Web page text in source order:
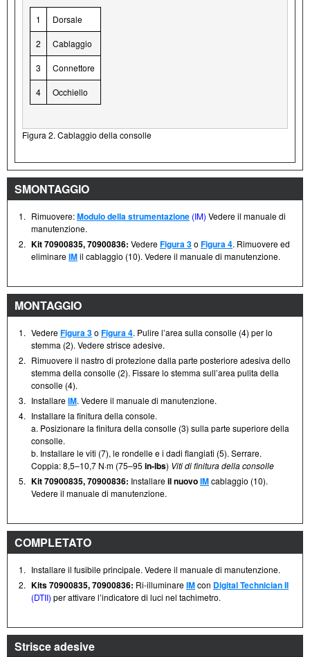
1 Dorsale
2 Cablaggio
3 Connettore
4 Occhiello
Figura 2. Cablaggio della consolle
SMONTAGGIO
1. Rimuovere:Modulo della strumentazione (IM) Vedere il manuale di
manutenzione.
2. Kit 70900835, 70900836: VedereFigura 3o Figura 4. Rimuovere ed
eliminareIMil cablaggio (10). Vedere il manuale di manutenzione.
MONTAGGIO
1. VedereFigura 3o Figura 4. Pulire l’area sulla consolle (4) per lo
stemma (2). Vedere strisce adesive.
2. Rimuovere il nastro di protezione dalla parte posteriore adesiva dello
stemma della consolle (2). Fissare lo stemma sull’area pulita della
consolle (4).
3. InstallareIM. Vedere il manuale di manutenzione.
4. Installare la finitura della console.
a. Posizionare la finitura della consolle (3) sulla parte superiore della
consolle.
b. Installare le viti (7), le rondelle e i dadi flangiati (5). Serrare.
Coppia: 8,5–10,7 N·m (75–95 in-lbs) Viti di finitura della consolle
5. Kit 70900835, 70900836: Installareil nuovoIMcablaggio (10).
Vedere il manuale di manutenzione.
COMPLETATO
1. Installare il fusibile principale. Vedere il manuale di manutenzione.
2. Kits 70900835, 70900836: Ri-illuminareIMcon Digital Technician II
(DTII) per attivare l’indicatore di luci nel tachimetro.
Strisce adesive